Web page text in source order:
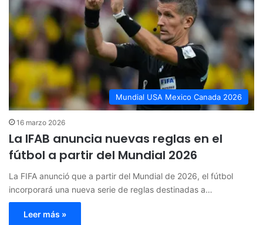
Mundial USA Mexico Canada 2026
16 marzo 2026
La IFAB anuncia nuevas reglas en el
fútbol a partir del Mundial 2026
La FIFA anunció que a partir del Mundial de 2026, el fútbol
incorporará una nueva serie de reglas destinadas a…
Leer más »